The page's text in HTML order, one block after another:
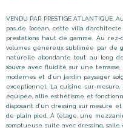
VENDU PAR PRESTIGE
pas de l’océan, cette villa
prestations haut de gamme. Au
volumes généreux sublimée par de
naturelle abondante tout au long
s’ouvre avec fluidité sur une
modernes et d’un jardin paysager
exceptionnel. La cuisine sur-
équipée, allie esthétisme et
disposant d’un dressing sur mesure
de plain pied. À l’étage, une
somptueuse suite avec dressing,